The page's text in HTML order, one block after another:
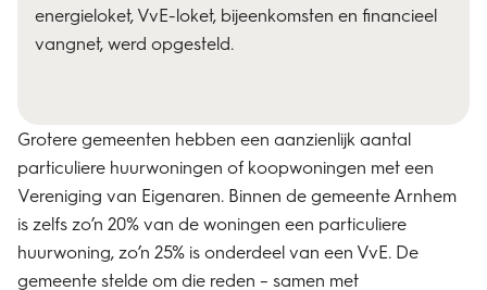
energieloket, VvE-loket, bijeenkomsten en financieel
vangnet, werd opgesteld.
Grotere gemeenten hebben een aanzienlijk aantal
particuliere huurwoningen of koopwoningen met een
Vereniging van Eigenaren. Binnen de gemeente Arnhem
is zelfs zo’n 20% van de woningen een particuliere
huurwoning, zo’n 25% is onderdeel van een VvE. De
gemeente stelde om die reden – samen met